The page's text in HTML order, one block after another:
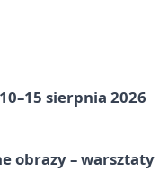
sierpnia 2026
obrazy –